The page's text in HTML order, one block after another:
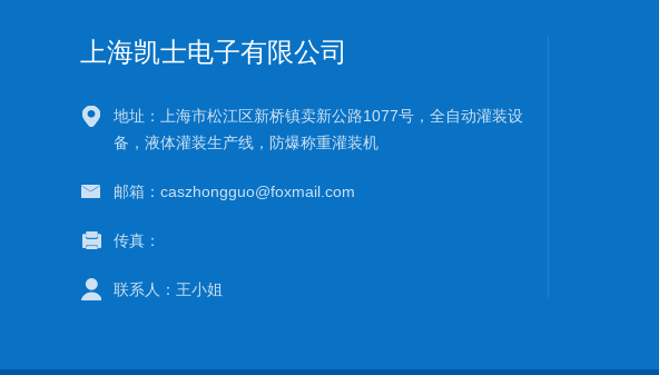
上海凯士电子有限公司
地址：上海市松江区新桥镇卖新公路1077号，全自动灌装设
备，液体灌装生产线，防爆称重灌装机
邮箱：caszhongguo@foxmail.com
传真：
联系人：王小姐